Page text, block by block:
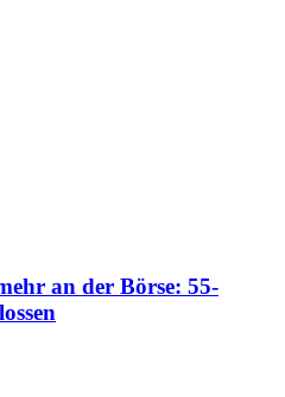
an der Börse: 55-